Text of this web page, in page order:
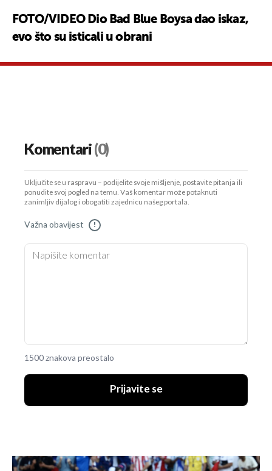
FOTO/VIDEO Dio Bad Blue Boysa dao iskaz,
evo što su isticali u obrani
Komentari(0)
Uključite se u raspravu – podijelite svoje mišljenje, postavite pitanja ili
ponudite svoj pogled na temu. Vaš komentar može potaknuti
zanimljiv dijalog i obogatiti zajednicu našeg portala.
Važna obavijest !
1500 znakova preostalo
Prijavite se